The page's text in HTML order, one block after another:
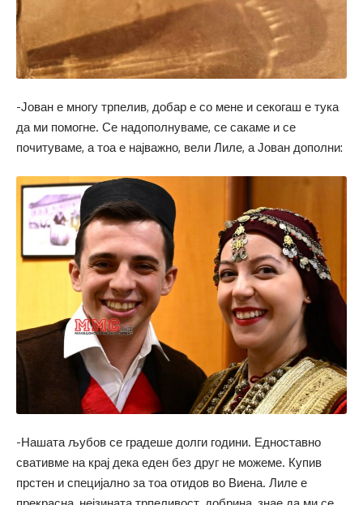
-Јован е многу трпелив, добар е со мене и секогаш е тука
да ми помогне. Се надополнуваме, се сакаме и се
почитуваме, а тоа е најважно, вели Лиле, а Јован дополни:
-Нашата љубов се градеше долги години. Едноставно
свативме на крај дека еден без друг не можеме. Купив
прстен и специјално за тоа отидов во Виена. Лиле е